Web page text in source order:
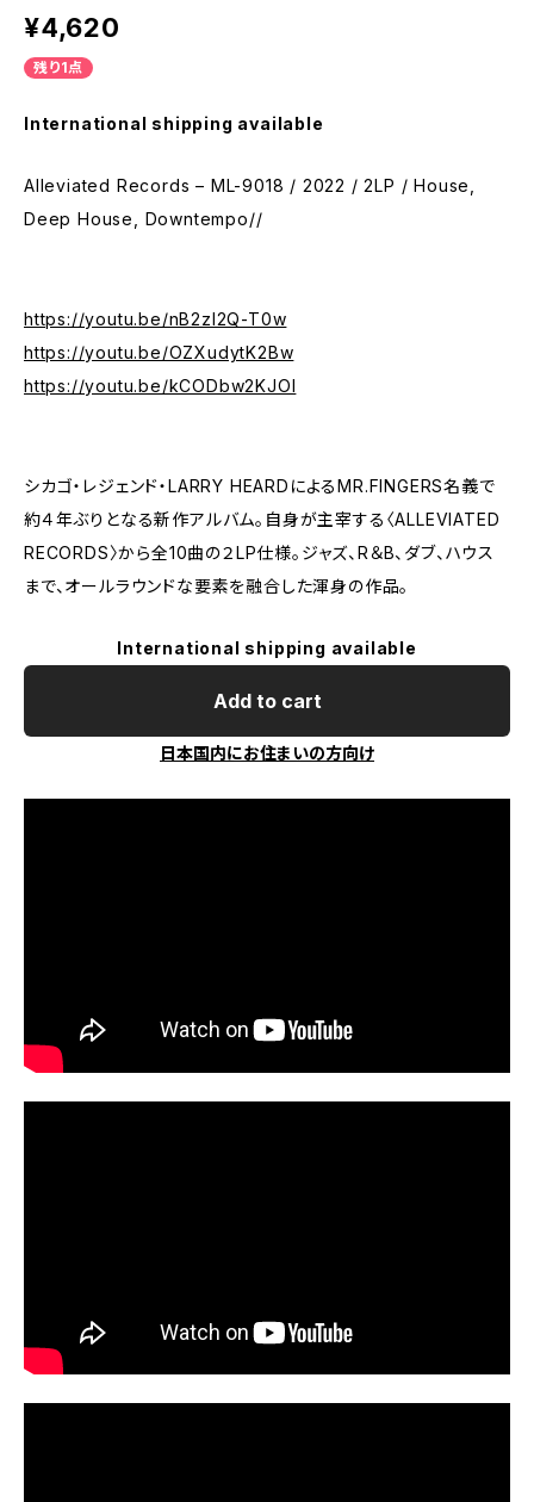
¥4,620
残り1点
International shipping available
Alleviated Records – ML-9018 / 2022 / 2LP / House,
Deep House, Downtempo//
https://youtu.be/nB2zI2Q-T0w
https://youtu.be/OZXudytK2Bw
https://youtu.be/kCODbw2KJOI
シカゴ・レジェンド・LARRY HEARDによるMR.FINGERS名義で
約４年ぶりとなる新作アルバム。自身が主宰する〈ALLEVIATED
RECORDS〉から全10曲の２LP仕様。ジャズ、R＆B、ダブ、ハウス
まで、オールラウンドな要素を融合した渾身の作品。
International shipping available
Add to cart
日本国内にお住まいの方向け